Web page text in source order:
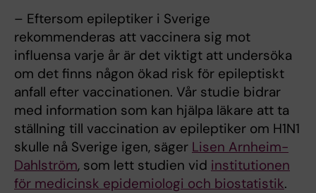
– Eftersom epileptiker i Sverige
rekommenderas att vaccinera sig mot
influensa varje år är det viktigt att undersöka
om det finns någon ökad risk för epileptiskt
anfall efter vaccinationen. Vår studie bidrar
med information som kan hjälpa läkare att ta
ställning till vaccination av epileptiker om H1N1
skulle nå Sverige igen, säger Lisen Arnheim-
Dahlström, som lett studien vid institutionen
för medicinsk epidemiologi och biostatistik.